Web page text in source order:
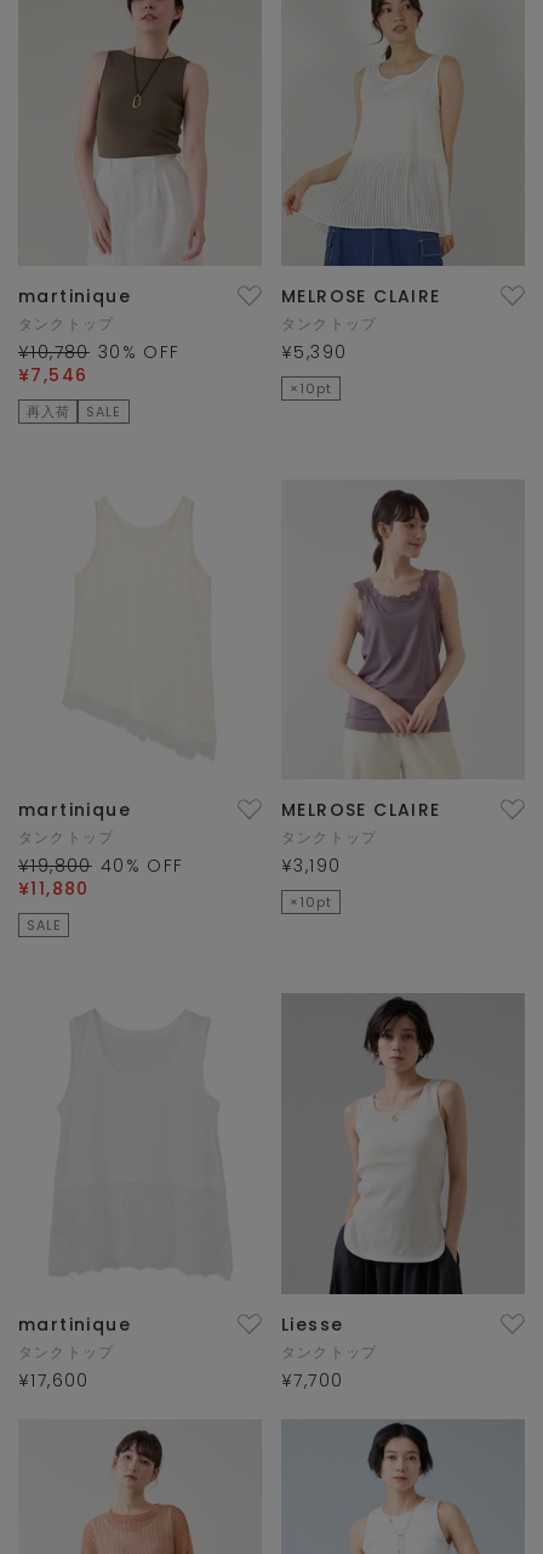
martinique
タンクトップ
¥10,780 30 % OFF
¥7,546
再入荷 SALE
MELROSE CLAIRE
タンクトップ
¥5,390
×10pt
martinique
タンクトップ
¥19,800 40 % OFF
¥11,880
SALE
MELROSE CLAIRE
タンクトップ
¥3,190
×10pt
martinique
タンクトップ
¥17,600
Liesse
タンクトップ
¥7,700